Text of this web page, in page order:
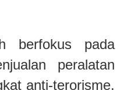
berfokus pada
peralatan
anti-terorisme,